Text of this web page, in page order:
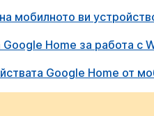
мобилното ви
Home за работа с
Google Home от